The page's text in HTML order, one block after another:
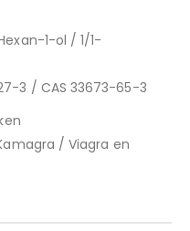
1-ol / 1/1-
27-3 / CAS 33673-65-3
/ Viagra en